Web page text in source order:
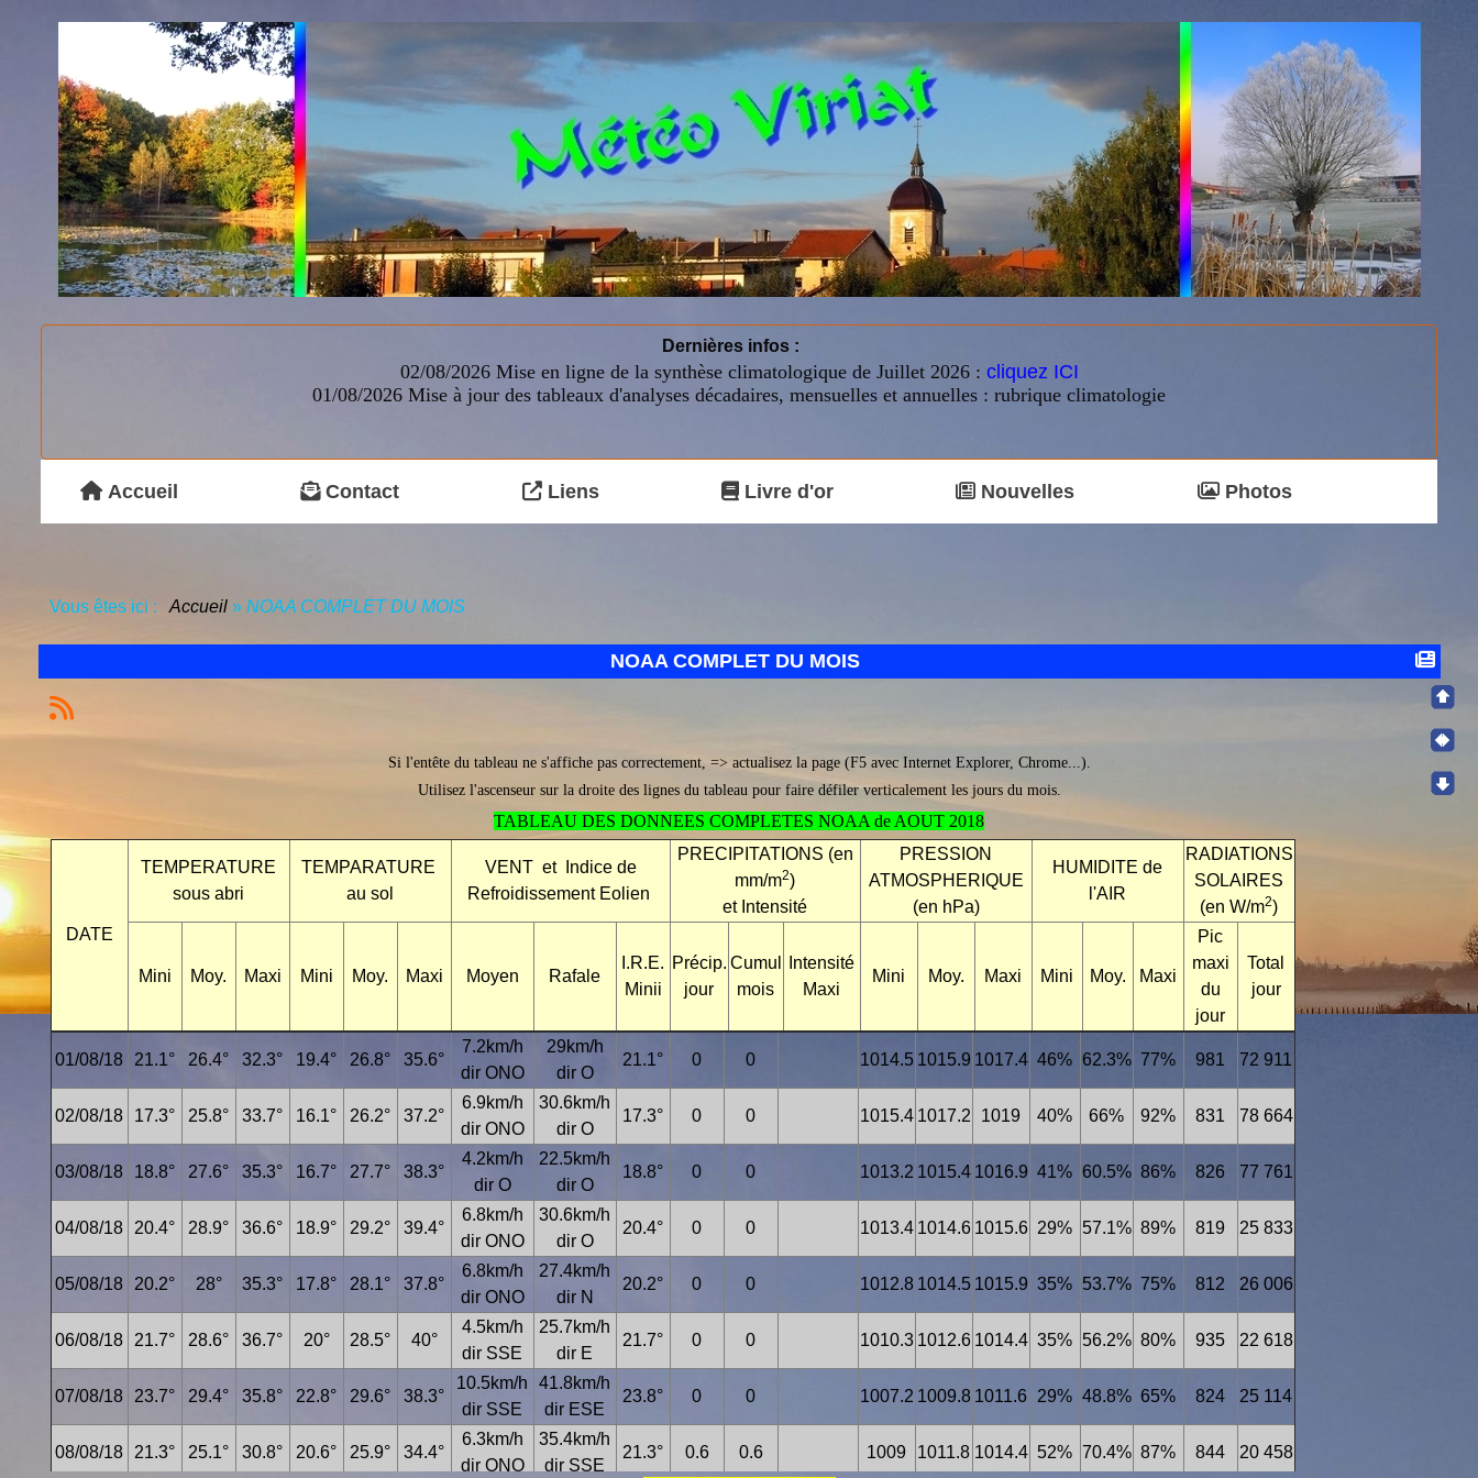
Dernières infos :
02/08/2026 Mise en ligne de la synthèse climatologique de Juillet 2026 : cliquez ICI
01/08/2026 Mise à jour des tableaux d'analyses décadaires, mensuelles et annuelles : rubrique climatologie
Accueil Contact Liens Livre d'or Nouvelles Photos
Vous êtes ici : Accueil » NOAA COMPLET DU MOIS
NOAA COMPLET DU MOIS
Si l'entête du tableau ne s'affiche pas correctement, => actualisez la page (F5 avec Internet Explorer, Chrome...).
Utilisez l'ascenseur sur la droite des lignes du tableau pour faire défiler verticalement les jours du mois.
TABLEAU DES DONNEES COMPLETES NOAA de AOUT 2018
DATE
TEMPERATURE
sous abri
TEMPARATURE
au sol
VENT et Indice de
Refroidissement Eolien
PRECIPITATIONS (en
mm/m2)
et Intensité
PRESSION
ATMOSPHERIQUE
(en hPa)
HUMIDITE de
l'AIR
RADIATIONS
SOLAIRES
(en W/m2)
Mini Moy. Maxi Mini Moy. Maxi Moyen Rafale
I.R.E.
Minii
Précip.
jour
Cumul
mois
Intensité
Maxi
Mini Moy. Maxi Mini Moy. Maxi
Pic
maxi
du
jour
Total
jour
01/08/18 21.1° 26.4° 32.3° 19.4° 26.8° 35.6°
7.2km/h
dir ONO
29km/h
dir O
21.1° 0 0 1014.5 1015.9 1017.4 46% 62.3% 77% 981 72 911
02/08/18 17.3° 25.8° 33.7° 16.1° 26.2° 37.2°
6.9km/h
dir ONO
30.6km/h
dir O
17.3° 0 0 1015.4 1017.2 1019 40% 66% 92% 831 78 664
03/08/18 18.8° 27.6° 35.3° 16.7° 27.7° 38.3°
4.2km/h
dir O
22.5km/h
dir O
18.8° 0 0 1013.2 1015.4 1016.9 41% 60.5% 86% 826 77 761
04/08/18 20.4° 28.9° 36.6° 18.9° 29.2° 39.4°
6.8km/h
dir ONO
30.6km/h
dir O
20.4° 0 0 1013.4 1014.6 1015.6 29% 57.1% 89% 819 25 833
05/08/18 20.2° 28° 35.3° 17.8° 28.1° 37.8°
6.8km/h
dir ONO
27.4km/h
dir N
20.2° 0 0 1012.8 1014.5 1015.9 35% 53.7% 75% 812 26 006
06/08/18 21.7° 28.6° 36.7° 20° 28.5° 40°
4.5km/h
dir SSE
25.7km/h
dir E
21.7° 0 0 1010.3 1012.6 1014.4 35% 56.2% 80% 935 22 618
07/08/18 23.7° 29.4° 35.8° 22.8° 29.6° 38.3°
10.5km/h
dir SSE
41.8km/h
dir ESE
23.8° 0 0 1007.2 1009.8 1011.6 29% 48.8% 65% 824 25 114
08/08/18 21.3° 25.1° 30.8° 20.6° 25.9° 34.4°
6.3km/h
dir ONO
35.4km/h
dir SSE
21.3° 0.6 0.6 1009 1011.8 1014.4 52% 70.4% 87% 844 20 458